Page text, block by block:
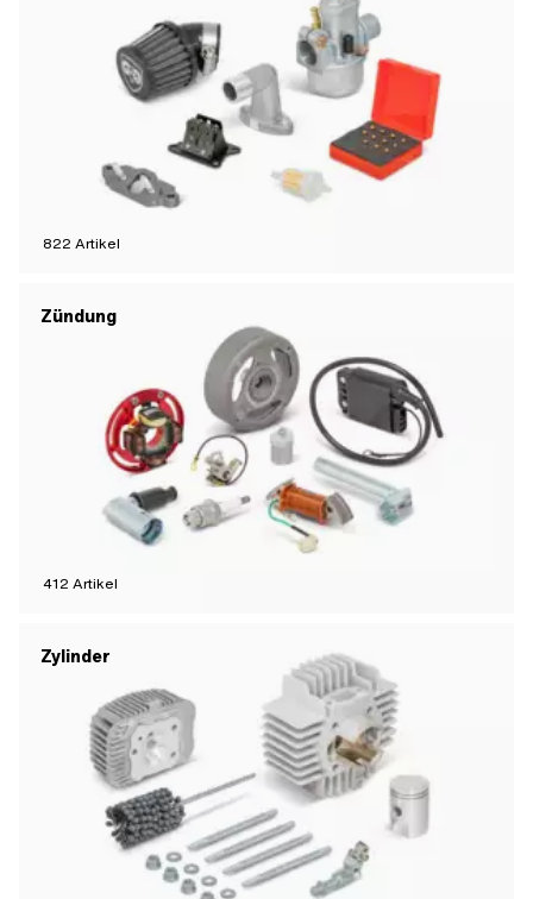
822 Artikel
Zündung
412 Artikel
Zylinder